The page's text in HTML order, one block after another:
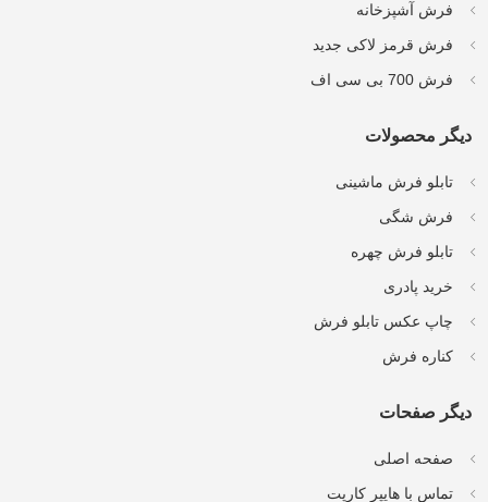
فرش آشپزخانه
فرش قرمز لاکی جدید
فرش 700 بی سی اف
دیگر محصولات
تابلو فرش ماشینی
فرش شگی
تابلو فرش چهره
خرید پادری
چاپ عکس تابلو فرش
کناره فرش
دیگر صفحات
صفحه اصلی
تماس با هایپر کارپت